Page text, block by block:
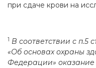
при сдаче крови на
1 В соответствии с п.5
«Об основах охраны
Федерации»